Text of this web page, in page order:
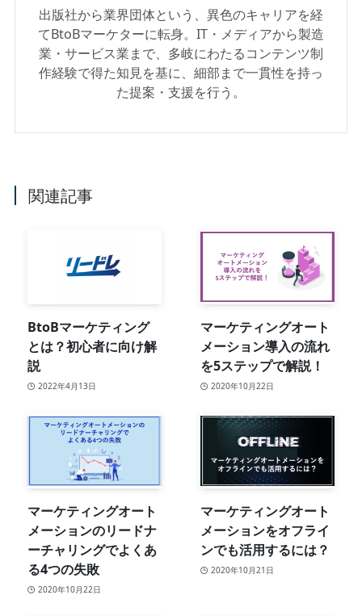
出版社から業界団体という、異色のキャリアを経
てBtoBマーケターに転身。IT・メディアから製造
業・サービス業まで、多岐にわたるコンテンツ制
作経験で得た知見を基に、細部まで一貫性を持っ
た提案・支援を行う。
関連記事
BtoBマーケティング
とは？初心者に向け解
説
2022年4月13日
マーケティングオート
メーション導入の流れ
を5ステップで解説！
2020年10月22日
マーケティングオート
メーションのリードナ
ーチャリングでよくあ
る4つの失敗
2020年10月22日
マーケティングオート
メーションをオフライ
ンでも活用するには？
2020年10月21日